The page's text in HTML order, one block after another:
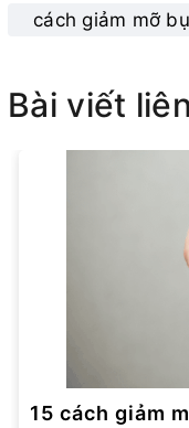
cách giảm mỡ
Bài viết
15 cách giảm